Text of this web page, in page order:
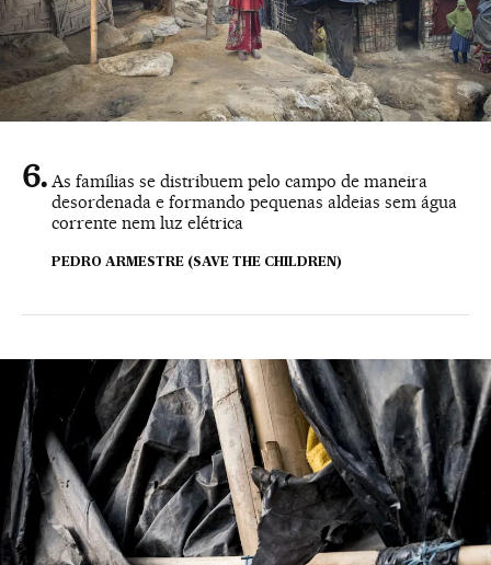
As famílias se distribuem pelo campo de maneira
desordenada e formando pequenas aldeias sem água
corrente nem luz elétrica
PEDRO ARMESTRE (SAVE THE CHILDREN)